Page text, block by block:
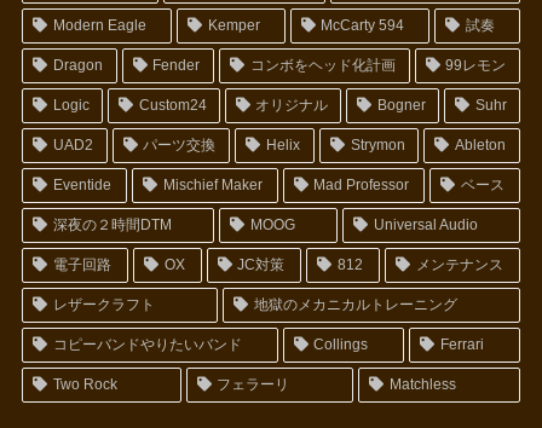
Modern Eagle Kemper McCarty 594 試奏
Dragon Fender コンボをヘッド化計画 99レモン
Logic Custom24 オリジナル Bogner Suhr
UAD2 パーツ交換 Helix Strymon Ableton
Eventide Mischief Maker Mad Professor ベース
深夜の２時間DTM MOOG Universal Audio
電子回路 OX JC対策 812 メンテナンス
レザークラフト 地獄のメカニカルトレーニング
コピーバンドやりたいバンド Collings Ferrari
Two Rock フェラーリ Matchless